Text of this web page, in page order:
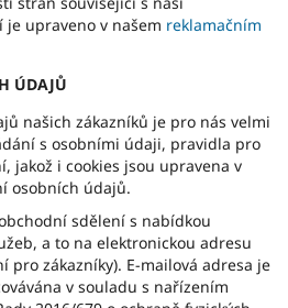
je upraveno v našem reklamačním
ÚDAJŮ
našich zákazníků je pro nás velmi
s osobními údaji, pravidla pro
jakož i cookies jsou upravena v
osobních údajů.
sdělení s nabídkou
a to na elektronickou adresu
pro zákazníky). E-mailová adresa je
v souladu s nařízením